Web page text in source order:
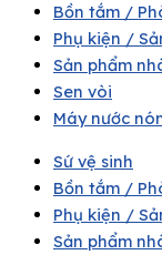
Bồn tắm /
Phụ kiện /
Sản phẩm
Sen vòi
Máy nước
Sứ vệ sinh
Bồn tắm /
Phụ kiện /
Sản phẩm